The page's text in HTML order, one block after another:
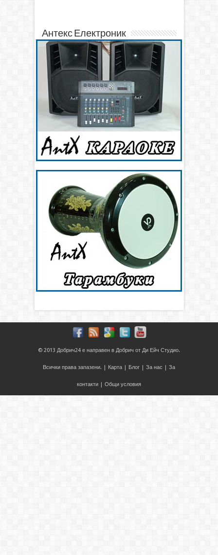
Антекс Електроник
© 2013 Добрич24 е направен в Добрич от Ди Ейч Студио.
Всички права запазени. | Карта | Блог | За нас | За
контакти | Общи условия